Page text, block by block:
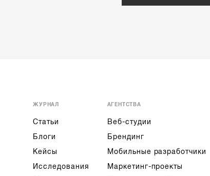
ЖУРНАЛ
Статьи
Блоги
Кейсы
Исследования
АГЕНТСТВА
Веб-студии
Брендинг
Мобильные разработчики
Маркетинг-проекты